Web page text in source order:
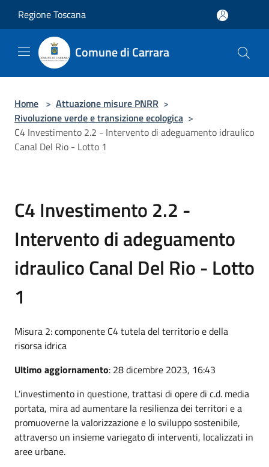
Regione Toscana
Comune di Carrara
Home > Attuazione misure PNRR >
Rivoluzione verde e transizione ecologica >
C4 Investimento 2.2 - Intervento di adeguamento idraulico
Canal Del Rio - Lotto 1
C4 Investimento 2.2 -
Intervento di adeguamento
idraulico Canal Del Rio - Lotto
1
Misura 2: componente C4 tutela del territorio e della
risorsa idrica
Ultimo aggiornamento: 28 dicembre 2023, 16:43
L'investimento in questione, trattasi di opere di c.d. media
portata, mira ad aumentare la resilienza dei territori e a
promuoverne la valorizzazione e lo sviluppo sostenibile,
attraverso un insieme variegato di interventi, localizzati in
aree urbane.